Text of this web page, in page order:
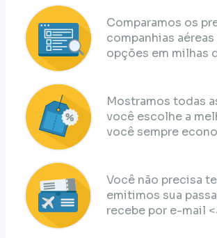
Comparamos os
companhias
opções em milhas
Mostramos todas
você escolhe a
você sempre
Você não precisa
emitimos sua
recebe por e-mail